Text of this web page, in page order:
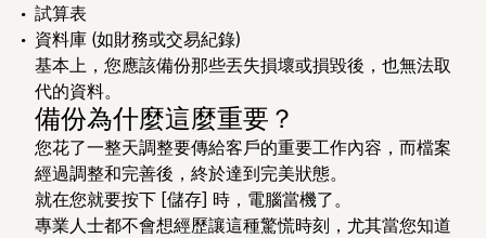
試算表
資料庫 (如財務或交易紀錄)
基本上，您應該備份那些丟失損壞或損毀後，也無法取
代的資料。
備份為什麼這麼重要？
您花了一整天調整要傳給客戶的重要工作內容，而檔案
經過調整和完善後，終於達到完美狀態。
就在您就要按下 [儲存] 時，電腦當機了。
專業人士都不會想經歷讓這種驚慌時刻，尤其當您知道